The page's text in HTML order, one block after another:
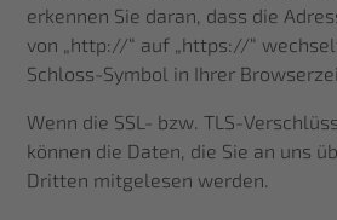
erkennen Sie daran, dass die
von „http://“ auf „https://“
Schloss-Symbol in Ihrer
Wenn die SSL- bzw. TLS-
können die Daten, die Sie an uns
Dritten mitgelesen werden.